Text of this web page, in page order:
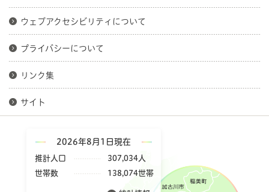
ウェブアクセシビリティについて
プライバシーについて
リンク集
サイト
2026年8月1日現在
推計人口
307,034人
世帯数
138,074世帯